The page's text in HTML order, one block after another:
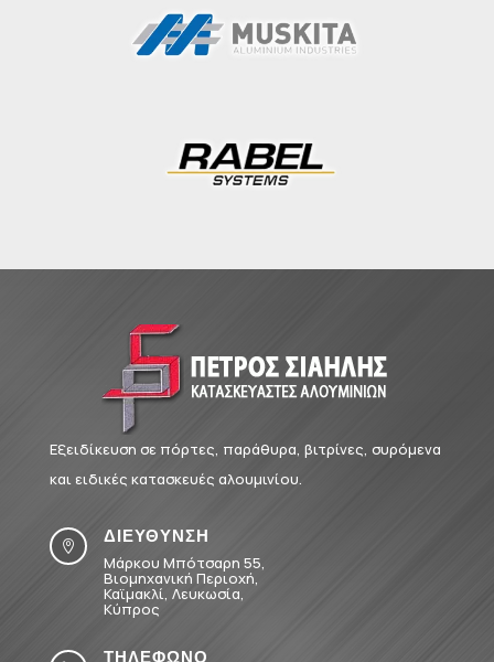
Εξειδίκευση σε πόρτες, παράθυρα, βιτρίνες, συρόμενα
και ειδικές κατασκευές αλουμινίου.

ΔΙΕΥΘΥΝΣΗ
Μάρκου Μπότσαρη 55,
Βιομηχανική Περιοχή,
Καϊμακλί, Λευκωσία,
Κύπρος
ΤΗΛΕΦΩΝΟ